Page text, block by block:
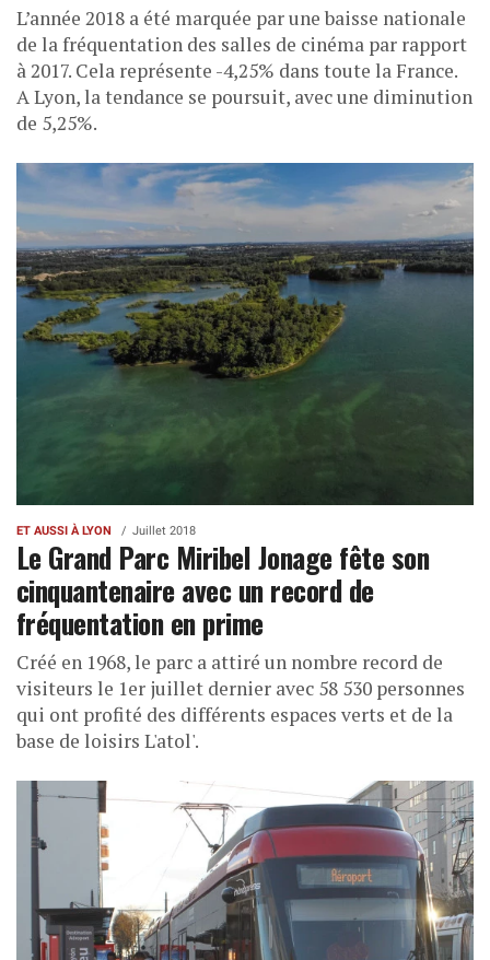
L’année 2018 a été marquée par une baisse nationale
de la fréquentation des salles de cinéma par rapport
à 2017. Cela représente -4,25% dans toute la France.
A Lyon, la tendance se poursuit, avec une diminution
de 5,25%.
ET AUSSI À LYON Juillet 2018
Le Grand Parc Miribel Jonage fête son
cinquantenaire avec un record de
fréquentation en prime
Créé en 1968, le parc a attiré un nombre record de
visiteurs le 1er juillet dernier avec 58 530 personnes
qui ont profité des différents espaces verts et de la
base de loisirs L'atol'.